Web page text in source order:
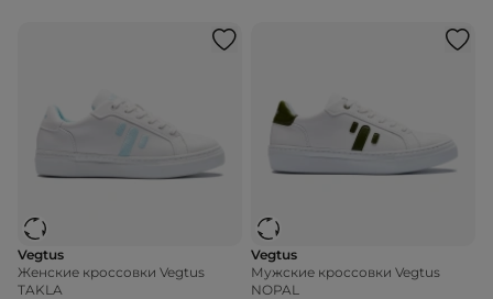
Vegtus
Женские кроссовки Vegtus
TAKLA
Vegtus
Мужские кроссовки Vegtus
NOPAL